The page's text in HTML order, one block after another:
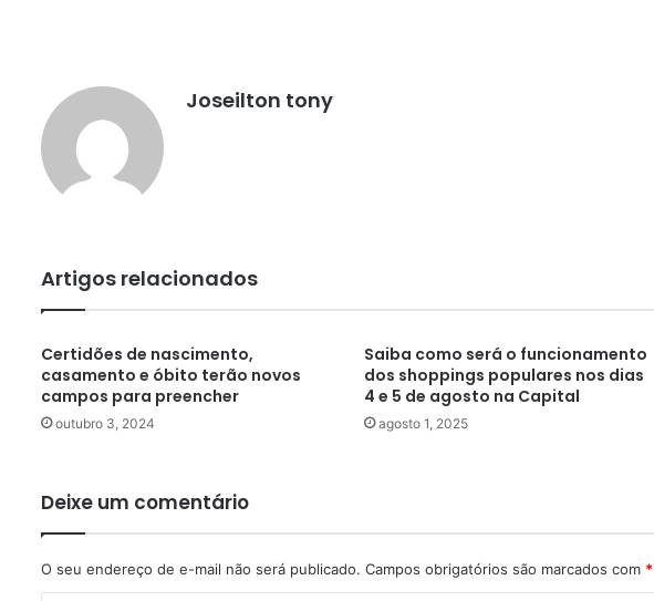
Joseilton tony
Artigos relacionados
Certidões de nascimento,
casamento e óbito terão novos
campos para preencher
outubro 3, 2024
Saiba como será o funcionamento
dos shoppings populares nos dias
4 e 5 de agosto na Capital
agosto 1, 2025
Deixe um comentário
O seu endereço de e-mail não será publicado. Campos obrigatórios são marcados com *